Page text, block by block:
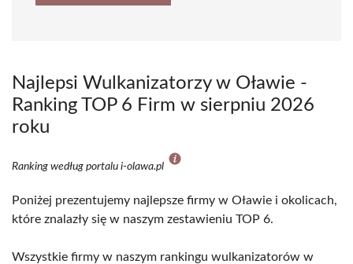
Najlepsi Wulkanizatorzy w Oławie -
Ranking TOP 6 Firm w sierpniu 2026
roku
Ranking według portalu i-olawa.pl
Poniżej prezentujemy najlepsze firmy w Oławie i okolicach,
które znalazły się w naszym zestawieniu TOP 6.
Wszystkie firmy w naszym rankingu wulkanizatorów w